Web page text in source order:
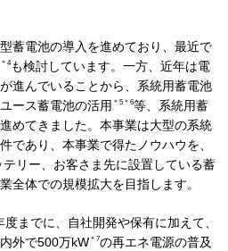
企業情報
のお客さま
産業用のお客さま
わせ English
蓄電池の導入を進めており、最近で
＊4も検討しています。一方、近年は電
進んでいることから、系統用蓄電池
ース蓄電池の活用 ＊5 ＊6等、系統用蓄
めてきました。本事業は大型の系統
であり、本事業で得たノウハウを、
リー、お客さま先に設置している蓄
全体での規模拡大を目指します。
までに、自社開発や保有に加えて、
外で500万kW ＊7の再エネ電源の普及